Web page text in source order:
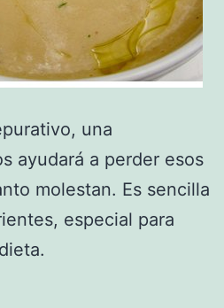
una
ayudará a perder esos
molestan. Es sencilla
especial para